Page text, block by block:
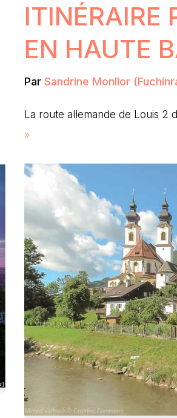
ITINÉRAIRE
EN HAUTE
Par Sandrine Monllor
La route allemande de Louis 2
»